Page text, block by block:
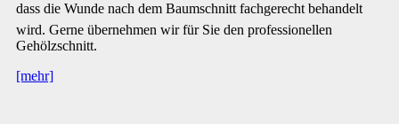
dass die Wunde nach dem Baumschnitt fachgerecht behandelt
wird. Gerne übernehmen wir für Sie den professionellen
Gehölzschnitt.
[mehr]